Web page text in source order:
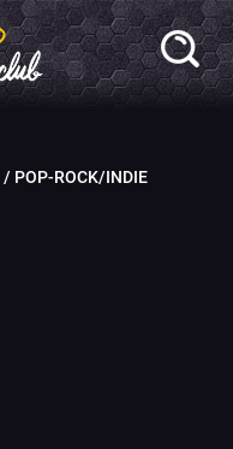
/ POP-ROCK/INDIE